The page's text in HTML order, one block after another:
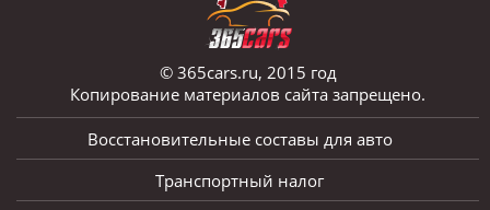
© 365cars.ru, 2015 год
Копирование материалов сайта запрещено.
Восстановительные составы для авто
Транспортный налог